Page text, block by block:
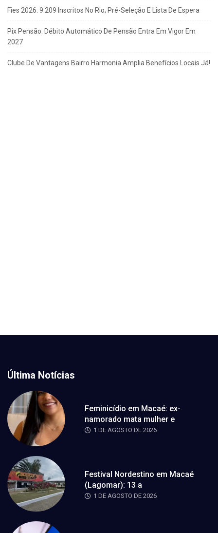
Fies 2026: 9.209 Inscritos No Rio; Pré-Seleção E Lista De Espera
Pix Pensão: Débito Automático De Pensão Entra Em Vigor Em
2027
Clube De Vantagens Bairro Harmonia Amplia Benefícios Locais Já!
Última Notícias
Feminicídio em Macaé: ex-
namorado mata mulher e
1 DE AGOSTO DE 2026
Festival Nordestino em Macaé
(Lagomar): 13 a
1 DE AGOSTO DE 2026